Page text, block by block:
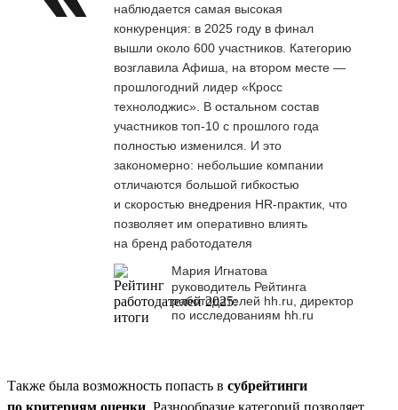
наблюдается самая высокая
конкуренция: в 2025 году в финал
вышли около 600 участников. Категорию
возглавила Афиша, на втором месте —
прошлогодний лидер «Кросс
технолоджис». В остальном состав
участников топ-10 с прошлого года
полностью изменился. И это
закономерно: небольшие компании
отличаются большой гибкостью
и скоростью внедрения HR-практик, что
позволяет им оперативно влиять
на бренд работодателя
Мария Игнатова
руководитель Рейтинга
работодателей hh.ru, директор
по исследованиям hh.ru
Также была возможность попасть в субрейтинги
по критериям оценки . Разнообразие категорий позволяет